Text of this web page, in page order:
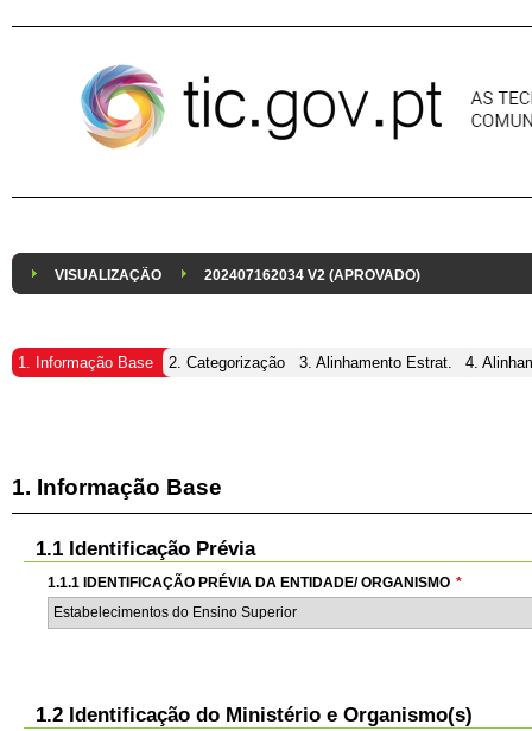
VISUALIZAÇÃO 202407162034 V2 (APROVADO)
1. Informação Base 2. Categorização 3. Alinhamento Estrat. 4.
1. Informação Base
1.1 Identificação Prévia
1.1.1 IDENTIFICAÇÃO PRÉVIA DA ENTIDADE/ ORGANISMO *
Estabelecimentos do Ensino Superior
1.2 Identificação do Ministério e Organismo(s)